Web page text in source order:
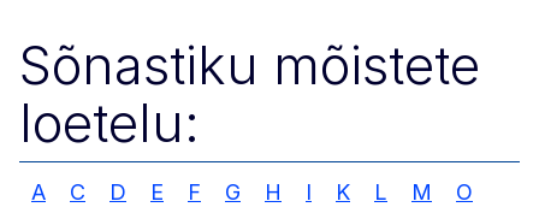
Sõnastiku mõistete
loetelu:
A C D E F G H I K L M O